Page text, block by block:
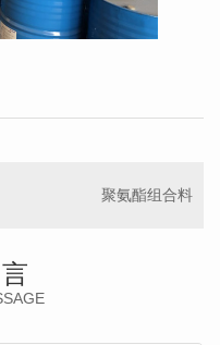
聚氨酯组合料